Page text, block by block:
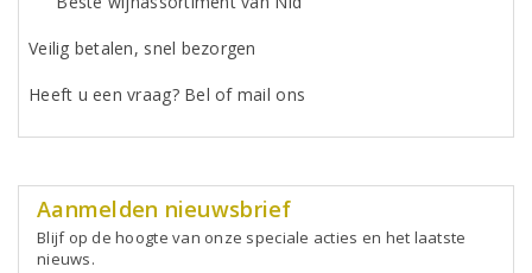
Veilig betalen, snel bezorgen
Heeft u een vraag? Bel of mail ons
Aanmelden nieuwsbrief
Blijf op de hoogte van onze speciale acties en het laatste
nieuws.